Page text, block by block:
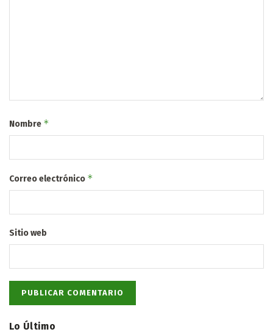
Nombre *
Correo electrónico *
Sitio web
Lo Último